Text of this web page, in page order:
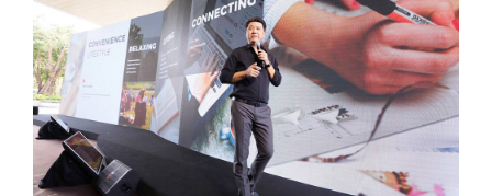
รีวิวทาวน์โฮม
Life+Style
Infographic
ข่าวโปรโมชั่น